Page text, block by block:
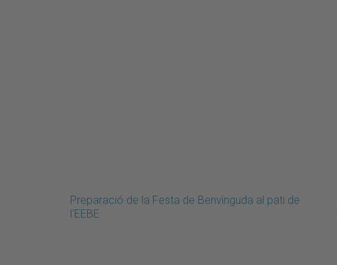
Preparació de la Festa de Benvinguda al pati de
l'EEBE